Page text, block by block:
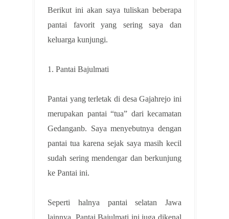
Berikut ini akan saya tuliskan beberapa
pantai favorit yang sering saya dan
keluarga kunjungi.
1. Pantai Bajulmati
Pantai yang terletak di desa Gajahrejo ini
merupakan pantai “tua” dari kecamatan
Gedanganb. Saya menyebutnya dengan
pantai tua karena sejak saya masih kecil
sudah sering mendengar dan berkunjung
ke Pantai ini.
Seperti halnya pantai selatan Jawa